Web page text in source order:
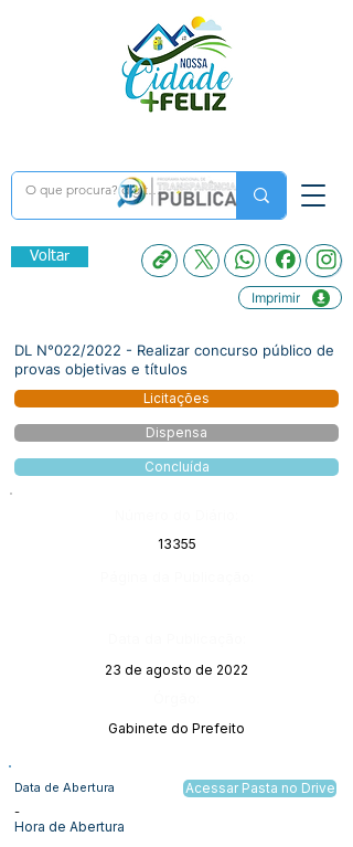
Voltar
Imprimir
DL N°022/2022 - Realizar concurso público de
provas objetivas e títulos
Licitações
Dispensa
Concluída
13355
23 de agosto de 2022
Gabinete do Prefeito
Data de Abertura
-
Hora de Abertura
Acessar Pasta no Drive